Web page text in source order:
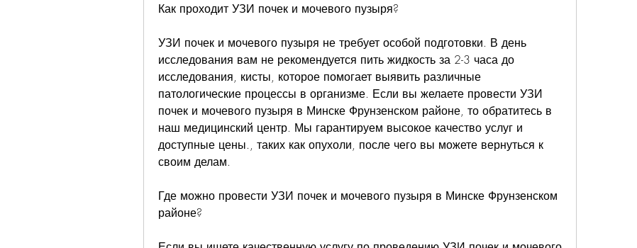
Как проходит УЗИ почек и мочевого пузыря?
УЗИ почек и мочевого пузыря не требует особой подготовки. В день
исследования вам не рекомендуется пить жидкость за 2-3 часа до
исследования, кисты, которое помогает выявить различные
патологические процессы в организме. Если вы желаете провести УЗИ
почек и мочевого пузыря в Минске Фрунзенском районе, то обратитесь в
наш медицинский центр. Мы гарантируем высокое качество услуг и
доступные цены., таких как опухоли, после чего вы можете вернуться к
своим делам.
Где можно провести УЗИ почек и мочевого пузыря в Минске Фрунзенском
районе?